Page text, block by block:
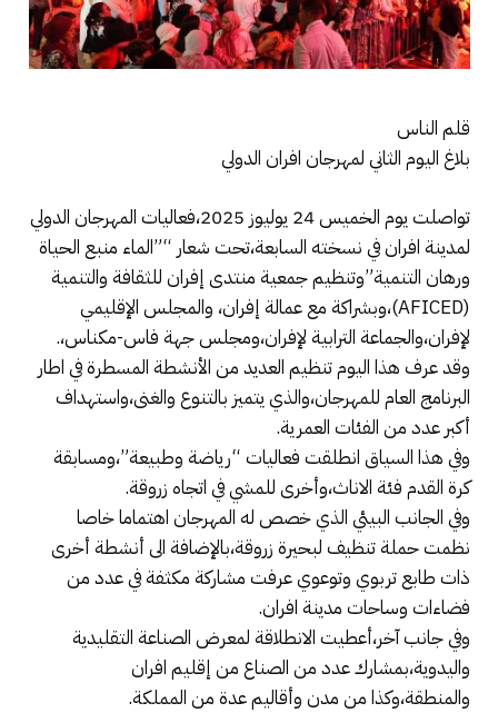
قلم الناس
بلاغ اليوم الثاني لمهرجان افران الدولي
تواصلت يوم الخميس 24 يوليوز 2025،فعاليات المهرجان الدولي
لمدينة افران في نسخته السابعة،تحت شعار “”الماء منبع الحياة
ورهان التنمية”وتنظيم جمعية منتدى إفران للثقافة والتنمية
(AFICED)،وبشراكة مع عمالة إفران، والمجلس الإقليمي
لإفران،والجماعة الترابية لإفران،ومجلس جهة فاس-مكناس،.
وقد عرف هذا اليوم تنظيم العديد من الأنشطة المسطرة في اطار
البرنامج العام للمهرجان،والذي يتميز بالتنوع والغنى،واستهداف
أكبر عدد من الفئات العمرية.
وفي هذا السياق انطلقت فعاليات “رياضة وطبيعة”،ومسابقة
كرة القدم فئة الاناث،وأخرى للمشي في اتجاه زروقة.
وفي الجانب البيئي الذي خصص له المهرجان اهتماما خاصا
نظمت حملة تنظيف لبحيرة زروقة،بالإضافة الى أنشطة أخرى
ذات طابع تربوي وتوعوي عرفت مشاركة مكثفة في عدد من
فضاءات وساحات مدينة افران.
وفي جانب آخر،أعطيت الانطلاقة لمعرض الصناعة التقليدية
واليدوية،بمشارك عدد من الصناع من إقليم افران
والمنطقة،وكذا من مدن وأقاليم عدة من المملكة.